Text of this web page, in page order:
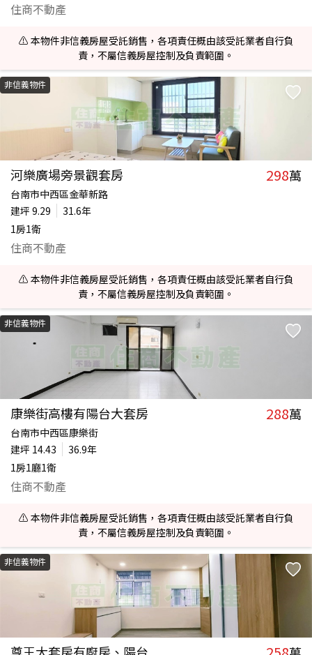
住商不動產
⚠️ 本物件非信義房屋受託銷售，各項責任概由該受託業者自行負
責，不屬信義房屋控制及負責範圍。
非信義物件
河樂廣場旁景觀套房 298萬
台南市中西區金華新路
建坪 9.29
31.6年
1房1衛
住商不動產
⚠️ 本物件非信義房屋受託銷售，各項責任概由該受託業者自行負
責，不屬信義房屋控制及負責範圍。
非信義物件
康樂街高樓有陽台大套房 288萬
台南市中西區康樂街
建坪 14.43
36.9年
1房1廳1衛
住商不動產
⚠️ 本物件非信義房屋受託銷售，各項責任概由該受託業者自行負
責，不屬信義房屋控制及負責範圍。
非信義物件